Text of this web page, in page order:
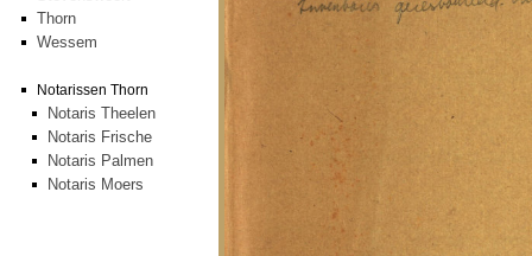
Thorn
Wessem
Notarissen Thorn
Notaris Theelen
Notaris Frische
Notaris Palmen
Notaris Moers